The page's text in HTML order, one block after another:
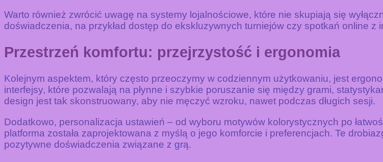
Warto również zwrócić uwagę na systemy lojalnościowe, które nie skupiają się
doświadczenia, na przykład dostęp do ekskluzywnych turniejów czy spotkań online z
Przestrzeń komfortu: przejrzystość i ergonomia
Kolejnym aspektem, który często przeoczymy w codziennym użytkowaniu, jest
interfejsy, które pozwalają na płynne i szybkie poruszanie się między grami,
design jest tak skonstruowany, aby nie męczyć wzroku, nawet podczas długich sesji.
Dodatkowo, personalizacja ustawień – od wyboru motywów kolorystycznych po
platforma została zaprojektowana z myślą o jego komforcie i preferencjach. Te
pozytywne doświadczenia związane z grą.